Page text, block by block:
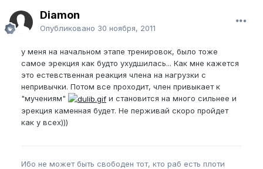
Diamon
Опубликовано 30 ноября, 2011
у меня на начальном этапе тренировок, было тоже
самое эрекция как будто ухудшилась... Как мне кажется
это естевственная реакция члена на нагрузки с
непривычки. Потом все проходит, член привыкает к
"мучениям"
и становится на много сильнее и
эрекция каменная будет. Не перживай скоро пройдет
как у всех)))
Ибо не может быть свободен тот, кто раб есть плоти